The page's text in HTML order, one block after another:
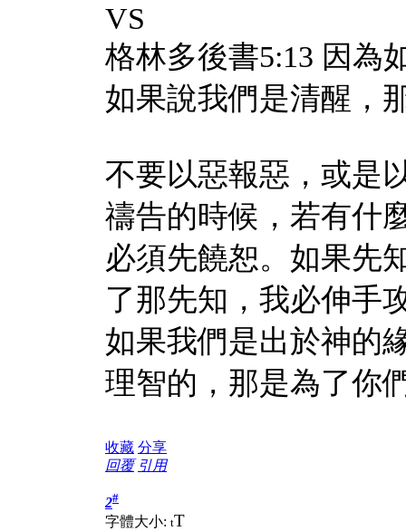
VS
格林多後書5:13 因為
如果說我們是清醒，
不要以惡報惡，或是
禱告的時候，若有什
必須先饒恕。如果先
了那先知，我必伸手
如果我們是出於神的
理智的，那是為了你
收藏 分享
回覆 引用
2#
字體大小: tT